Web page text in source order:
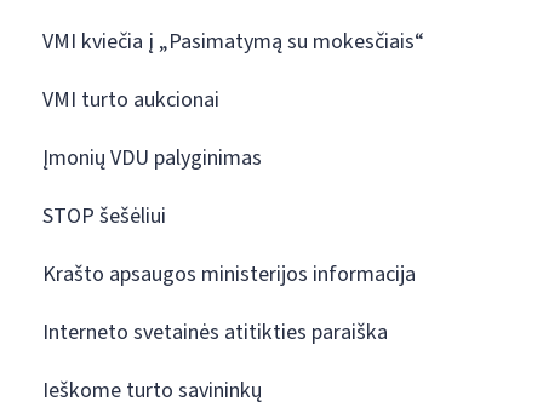
VMI kviečia į „Pasimatymą su mokesčiais“
VMI turto aukcionai
Įmonių VDU palyginimas
STOP šešėliui
Krašto apsaugos ministerijos informacija
Interneto svetainės atitikties paraiška
Ieškome turto savininkų